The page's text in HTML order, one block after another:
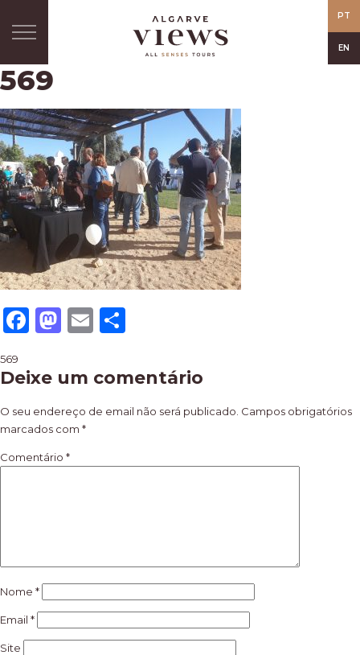
PT
EN
569
Facebook
Mastodon
Email
Navegação
de
artigos
569
Deixe um comentário
O seu endereço de email não será publicado. Campos obrigatórios
marcados com *
Comentário *
Nome *
Email *
Site